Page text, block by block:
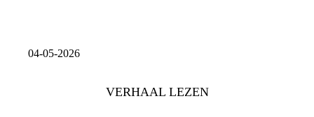
04-05-2026
VERHAAL LEZEN